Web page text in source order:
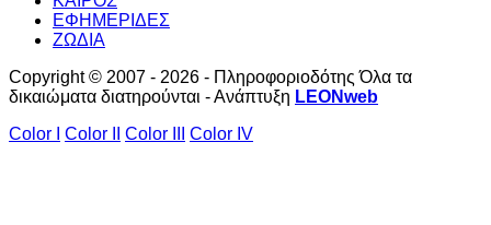
ΕΦΗΜΕΡΙΔΕΣ
ΖΩΔΙΑ
Copyright © 2007 - 2026 - Πληροφοριοδότης Όλα τα
δικαιώματα διατηρούνται - Ανάπτυξη LEONweb
Color I
Color II Color III Color IV